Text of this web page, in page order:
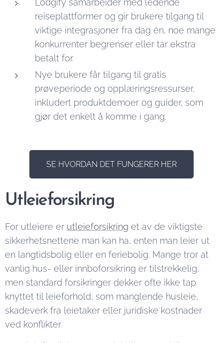
Lodgify samarbeider med ledende
reiseplattformer og gir brukere tilgang til
viktige integrasjoner fra dag én, noe mange
konkurrenter begrenser eller tar ekstra
betalt for.
Nye brukere får tilgang til gratis
prøveperiode og opplæringsressurser,
inkludert produktdemoer og guider, som
gjør det enkelt å komme i gang.
SE HVORDAN DET FUNGERER HER
Utleieforsikring
For utleiere er utleieforsikring et av de viktigste
sikkerhetsnettene man kan ha, enten man leier ut
en langtidsbolig eller en feriebolig. Mange tror at
vanlig hus- eller innboforsikring er tilstrekkelig,
men standard forsikringer dekker ofte ikke tap
knyttet til leieforhold, som manglende husleie,
skadeverk fra leietaker eller juridiske kostnader
ved konflikter.